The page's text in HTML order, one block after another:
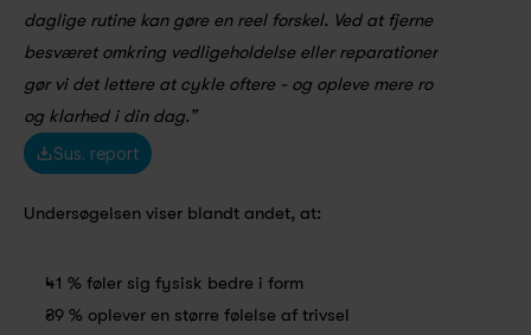
daglige rutine kan gøre en reel forskel. Ved at fjerne
besværet omkring vedligeholdelse eller reparationer
gør vi det lettere at cykle oftere - og opleve mere ro
og klarhed i din dag.”
Sus. report
Undersøgelsen viser blandt andet, at:
41 % føler sig fysisk bedre i form
39 % oplever en større følelse af trivsel